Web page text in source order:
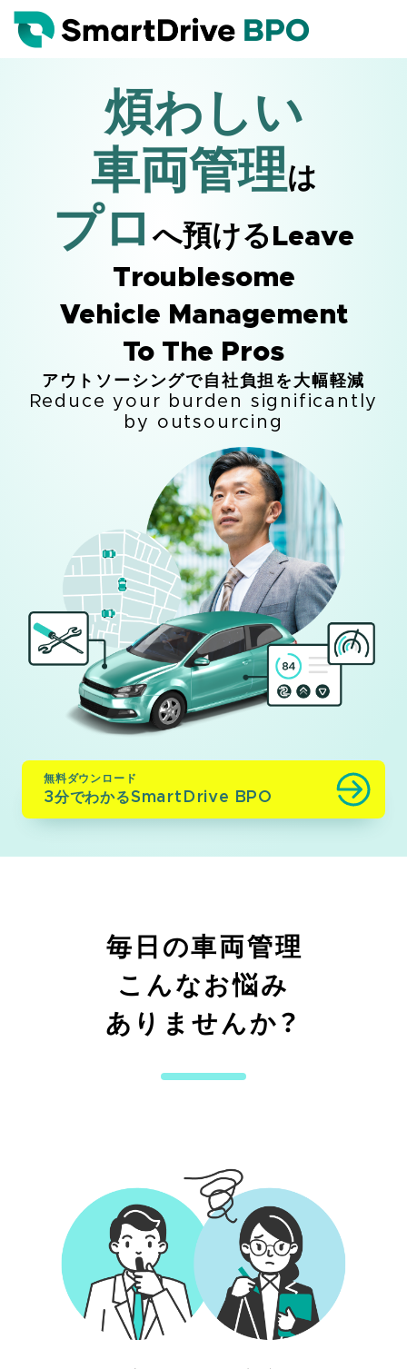
煩わしい
車両管理は
プロへ預ける Leave
Troublesome
Vehicle Management
To The Pros
アウトソーシングで自社負担を大幅軽減
Reduce your burden significantly
by outsourcing
無料ダウンロード
3分でわかるSmartDrive BPO
毎日の車両管理
こんなお悩み
ありませんか？